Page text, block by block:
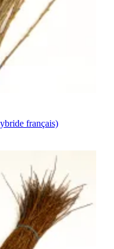
français)